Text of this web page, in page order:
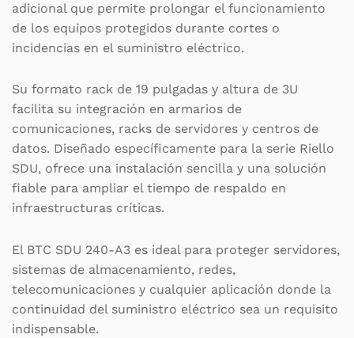
adicional que permite prolongar el funcionamiento
de los equipos protegidos durante cortes o
incidencias en el suministro eléctrico.
Su formato rack de 19 pulgadas y altura de 3U
facilita su integración en armarios de
comunicaciones, racks de servidores y centros de
datos. Diseñado específicamente para la serie Riello
SDU, ofrece una instalación sencilla y una solución
fiable para ampliar el tiempo de respaldo en
infraestructuras críticas.
El BTC SDU 240-A3 es ideal para proteger servidores,
sistemas de almacenamiento, redes,
telecomunicaciones y cualquier aplicación donde la
continuidad del suministro eléctrico sea un requisito
indispensable.